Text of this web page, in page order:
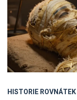
HISTORIE ROVNÁTEK